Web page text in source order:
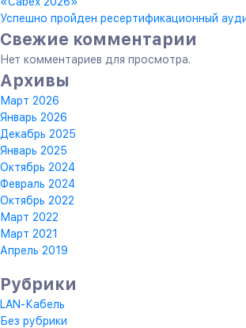
Успешно пройден ресертификационный
Свежие комментарии
Нет комментариев для просмотра.
Архивы
Март 2026
Январь 2026
Декабрь 2025
Январь 2025
Октябрь 2024
Февраль 2024
Октябрь 2022
Март 2022
Март 2021
Апрель 2019
Рубрики
LAN-Кабель
Без рубрики